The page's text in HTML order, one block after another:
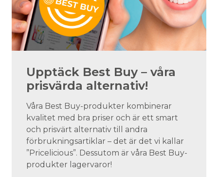
Upptäck Best Buy – våra
prisvärda alternativ!
Våra Best Buy-produkter kombinerar
kvalitet med bra priser och är ett smart
och prisvärt alternativ till andra
förbrukningsartiklar – det är det vi kallar
”Pricelicious”. Dessutom är våra Best Buy-
produkter lagervaror!